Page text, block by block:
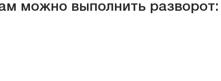
можно выполнить разворот: